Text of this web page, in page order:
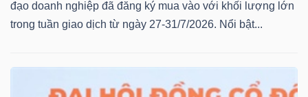
đạo doanh nghiệp đã đăng ký mua vào với khối lượng lớn
trong tuần giao dịch từ ngày 27-31/7/2026. Nổi bật...